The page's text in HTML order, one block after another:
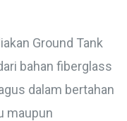
Ground Tank
bahan fiberglass
dalam bertahan
maupun